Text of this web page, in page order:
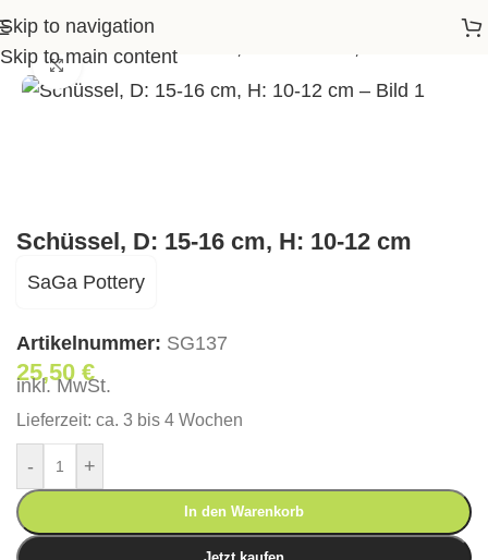
Skip to navigation
Skip to main content
Tischgeschirr>Schüssel, D: 15-16 cm, H: 10-12 cm
Klick zum Vergrößern
Schüssel, D: 15-16 cm, H: 10-12 cm
SaGa Pottery
Artikelnummer: SG137
25,50 €
inkl. MwSt.
Lieferzeit: ca. 3 bis 4 Wochen
- +
In den Warenkorb